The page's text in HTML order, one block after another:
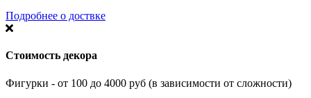
Подробнее о доствке
Стоимость декора
Фигурки - от 100 до 4000 руб (в зависимости от сложности)